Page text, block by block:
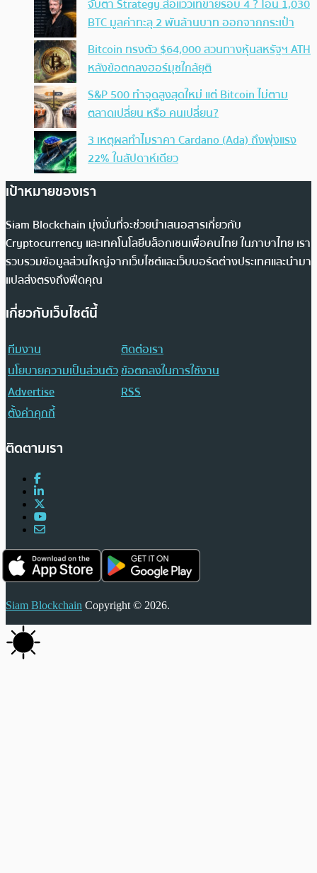
จับตา Strategy ส่อแววเทขายรอบ 4 ? โอน 1,030
BTC มูลค่าทะลุ 2 พันล้านบาท ออกจากกระเป๋า
Bitcoin ทรงตัว $64,000 สวนทางหุ้นสหรัฐฯ ATH
หลังข้อตกลงฮอร์มุซใกล้ยุติ
S&P 500 ทำจุดสูงสุดใหม่ แต่ Bitcoin ไม่ตาม
ตลาดเปลี่ยน หรือ คนเปลี่ยน?
3 เหตุผลทำไมราคา Cardano (Ada) ถึงพุ่งแรง
22% ในสัปดาห์เดียว
เป้าหมายของเรา
Siam Blockchain มุ่งมั่นที่จะช่วยนำเสนอสารเกี่ยวกับ
Cryptocurrency และเทคโนโลยีบล็อกเชนเพื่อคนไทย ในภาษาไทย เรา
รวบรวมข้อมูลส่วนใหญ่จากเว็บไซต์และเว็บบอร์ดต่างประเทศและนำมา
แปลส่งตรงถึงฟีดคุณ
เกี่ยวกับเว็บไซต์นี้
ทีมงาน
ติดต่อเรา
นโยบายความเป็นส่วนตัวข้อตกลงในการใช้งาน
Advertise
RSS
ตั้งค่าคุกกี้
ติดตามเรา
Siam Blockchain Copyright © 2026.